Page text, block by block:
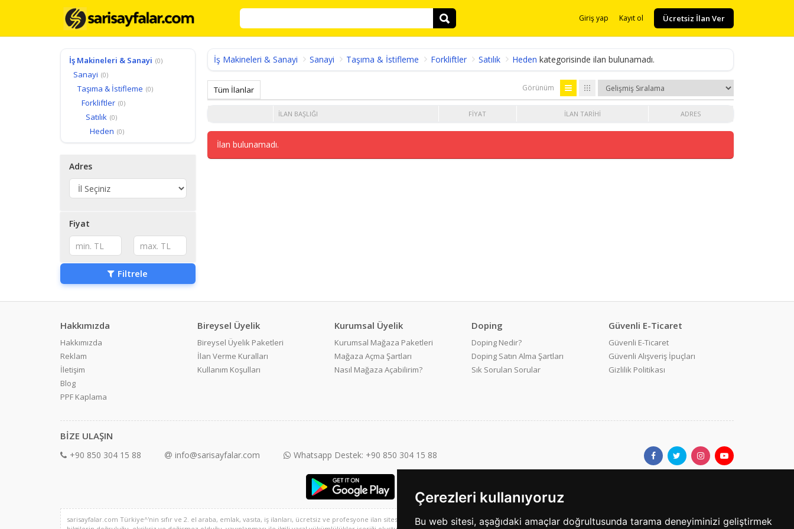
Çerezleri kullanıyoruz
Bu web sitesi, aşağıdaki amaçlar doğrultusunda tarama deneyiminizi geliştirmek
Giriş yap Kayıt ol Ücretsiz İlan Ver
İş Makineleri & Sanayi (0)
Sanayi (0)
Taşıma & İstifleme (0)
Forkliftler (0)
Satılık (0)
Heden (0)
Adres
Fiyat
Filtrele
İş Makineleri & Sanayi Sanayi Taşıma & İstifleme Forkliftler Satılık Heden kategorisinde ilan bulunamadı.
Tüm İlanlar Görünüm
İLAN BAŞLIĞI FIYAT İLAN TARIHI ADRES
İlan bulunamadı.
Hakkımızda
Hakkımızda
Reklam
İletişim
Blog
PPF Kaplama
Bireysel Üyelik
Bireysel Üyelik Paketleri
İlan Verme Kuralları
Kullanım Koşulları
Kurumsal Üyelik
Kurumsal Mağaza Paketleri
Mağaza Açma Şartları
Nasıl Mağaza Açabilirim?
Doping
Doping Nedir?
Doping Satın Alma Şartları
Sık Sorulan Sorular
Güvenli E-Ticaret
Güvenli E-Ticaret
Güvenli Alışveriş İpuçları
Gizlilik Politikası
BİZE ULAŞIN
+90 850 304 15 88 info@sarisayfalar.com Whatsapp Destek: +90 850 304 15 88
sarisayfalar.com Türkiye^'nin sıfır ve 2. el araba, emlak, vasıta, iş ilanları, ücretsiz ve profesyone ilan sitesi ve 2. el alışveriş platformu, sarisayfalar.com'da yer alan kullanıcıların oluşturduğu tüm içerik, görüş ve